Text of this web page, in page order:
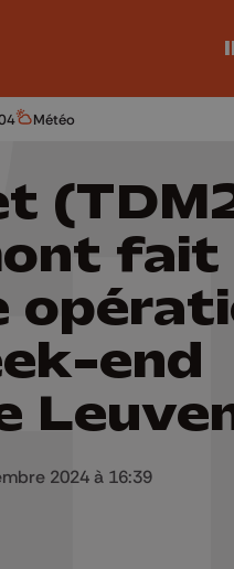
Météo
Météo
fait
end
2024 à 16:39